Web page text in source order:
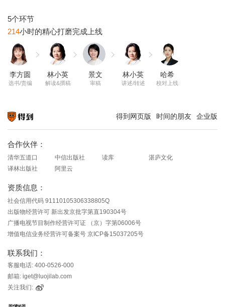
214
李方圆
选书/责编
林小英
解读&撰稿
景文
审稿
林小英
讲述/转述
哈希
校对上线
得到网页版 时间的朋友 企业版
合作伙伴：
清华五道口 中信出版社 读库
湛庐文化
译林出版社
阿里云
资质信息：
社会信用代码 91110105306338805Q
出版物经营许可 新出发京批字第直190304号
广播电视节目制作经营许可证 （京）字第06006号
增值电信业务经营许可备案号 京ICP备15037205号
联系我们：
客服电话: 400-0526-000
邮箱: iget@luojilab.com
关注我们: